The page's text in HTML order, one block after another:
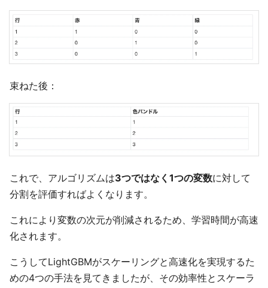
束ねた後：
これで、アルゴリズムは3つではなく1つの変数に対して
分割を評価すればよくなります。
これにより変数の次元が削減されるため、学習時間が高速
化されます。
こうしてLightGBMがスケーリングと高速化を実現するた
めの4つの手法を見てきましたが、その効率性とスケーラ